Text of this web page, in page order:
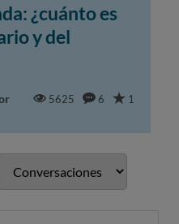
¿cuánto es
y del
5625 6 1